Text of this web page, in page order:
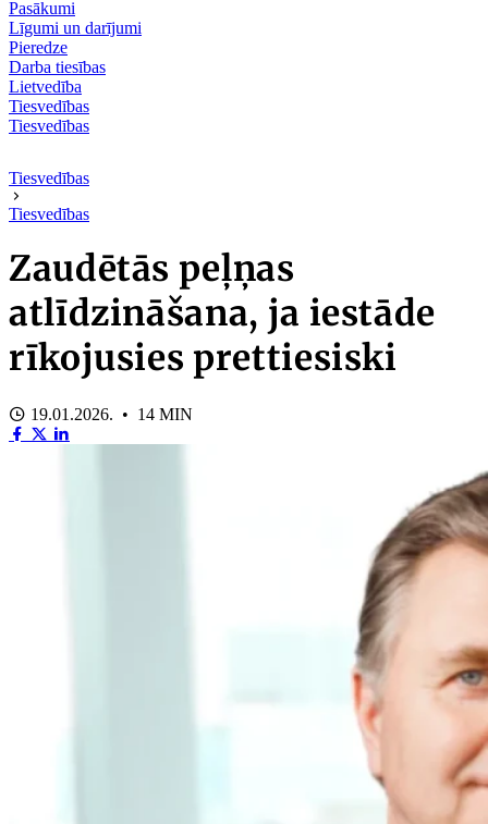
Pasākumi
Līgumi un darījumi
Pieredze
Darba tiesības
Lietvedība
Tiesvedības
Tiesvedības
Tiesvedības
Tiesvedības
Zaudētās peļņas
atlīdzināšana, ja iestāde
rīkojusies prettiesiski
19.01.2026. • 14 MIN